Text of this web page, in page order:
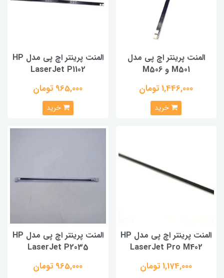
المنت پرینتر اچ پی مدل
M501 و M506
1,446,000 تومان
خرید
المنت پرینتر اچ پی مدل HP
LaserJet P1102
965,000 تومان
خرید
المنت پرینتر اچ پی مدل HP
LaserJet Pro M402
1,174,000 تومان
المنت پرینتر اچ پی مدل HP
LaserJet P2035
965,000 تومان